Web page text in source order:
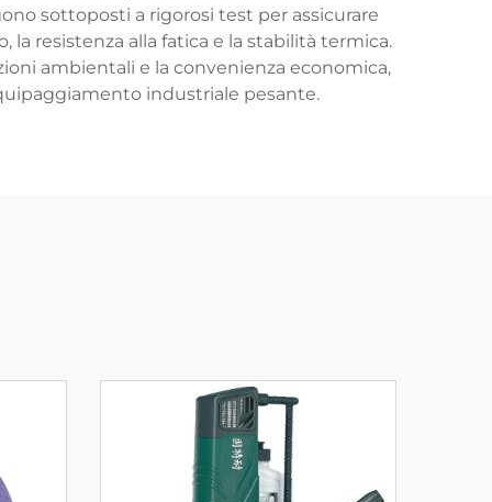
sottoposti a rigorosi test per assicurare
resistenza alla fatica e la stabilità termica.
ambientali e la convenienza economica,
industriale pesante.